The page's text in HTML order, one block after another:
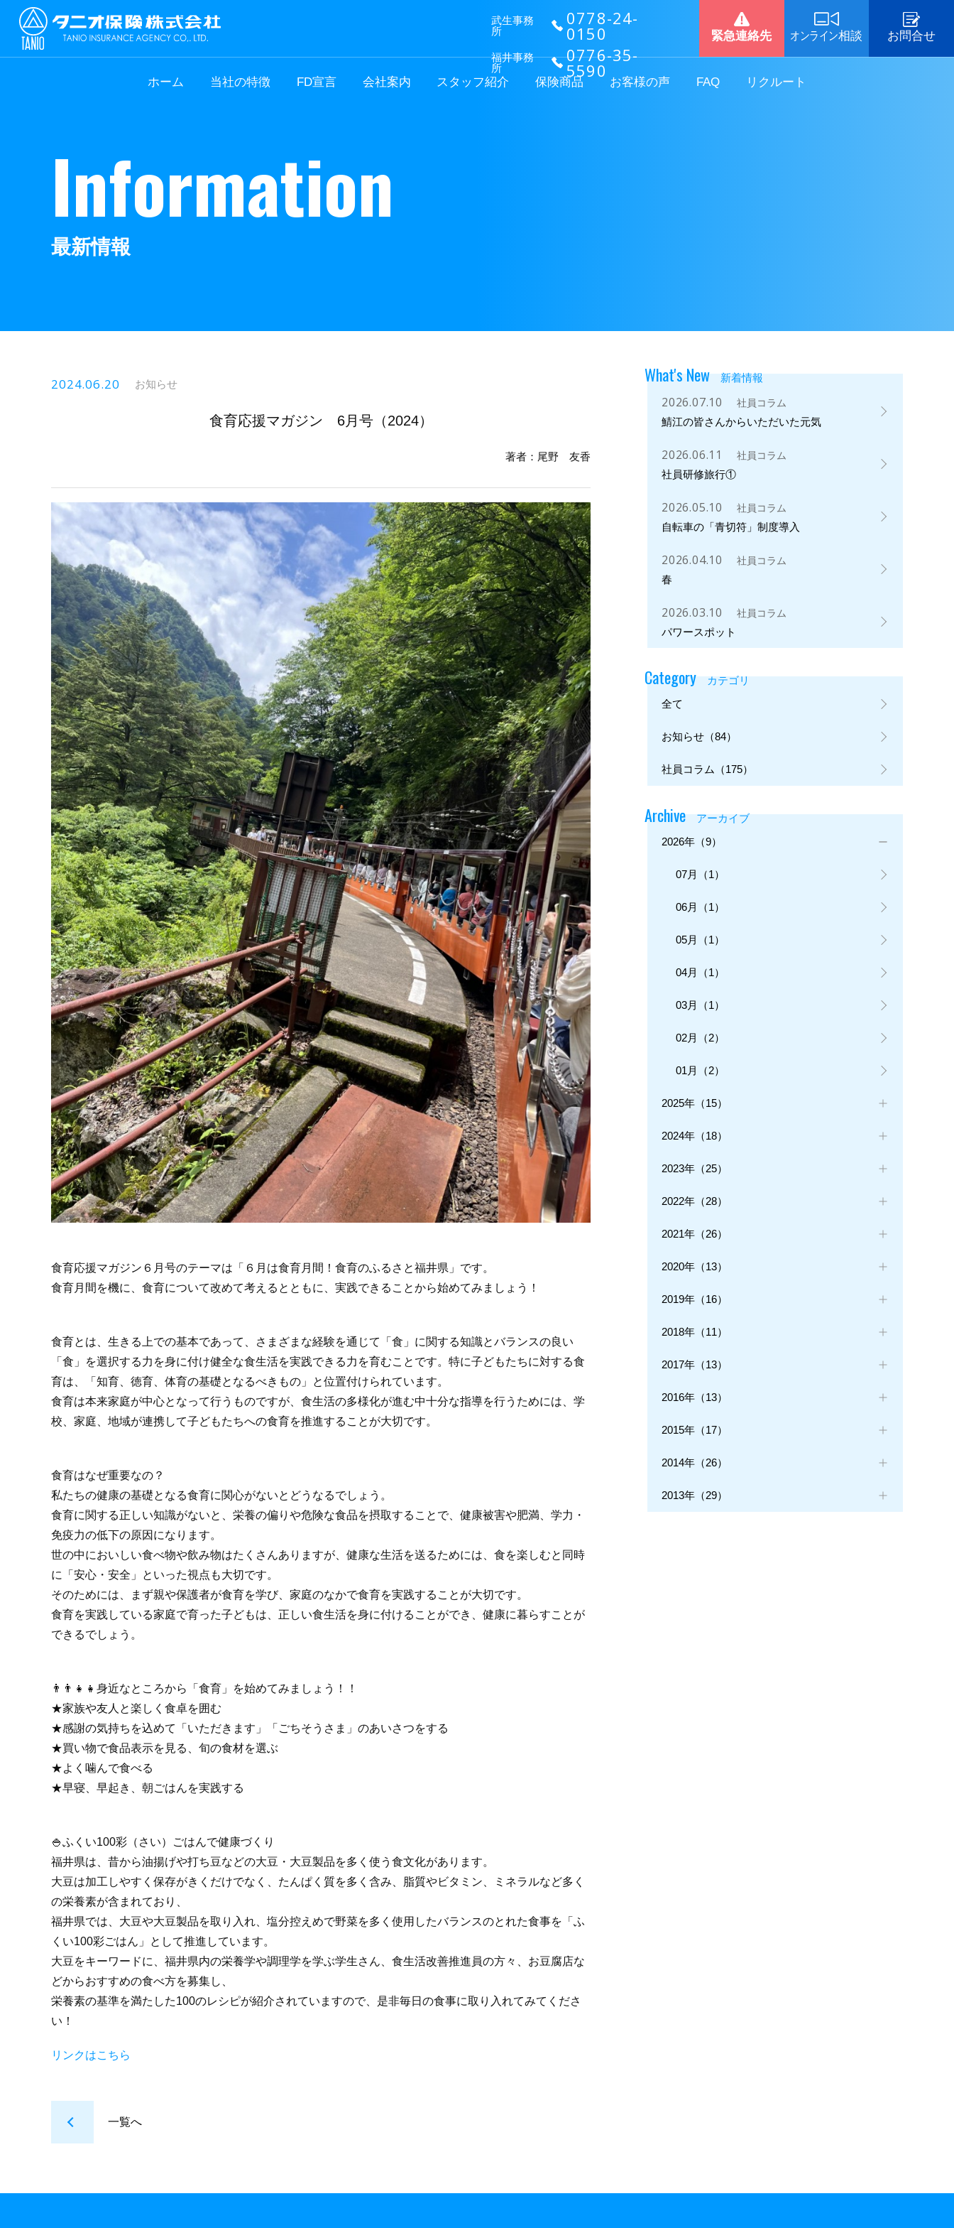
ホーム 当社の特徴 FD宣⾔ 会社案内 スタッフ紹介 保険商品 お客様の声 FAQ リクルート
武生事務
所
0778-24-
0150
福井事務
所
0776-35-
5590
緊急連絡先 オンライン相談 お問合せ
Information
最新情報
2024.06.20 お知らせ
食育応援マガジン 6月号（2024）
著者：尾野 友香
食育応援マガジン６月号のテーマは「６月は食育月間！食育のふるさと福井県」です。
食育月間を機に、食育について改めて考えるとともに、実践できることから始めてみましょう！
食育とは、生きる上での基本であって、さまざまな経験を通じて「食」に関する知識とバランスの良い
「食」を選択する力を身に付け健全な食生活を実践できる力を育むことです。特に子どもたちに対する食
育は、「知育、徳育、体育の基礎となるべきもの」と位置付けられています。
食育は本来家庭が中心となって行うものですが、食生活の多様化が進む中十分な指導を行うためには、学
校、家庭、地域が連携して子どもたちへの食育を推進することが大切です。
食育はなぜ重要なの？
私たちの健康の基礎となる食育に関心がないとどうなるでしょう。
食育に関する正しい知識がないと、栄養の偏りや危険な食品を摂取することで、健康被害や肥満、学力・
免疫力の低下の原因になります。
世の中においしい食べ物や飲み物はたくさんありますが、健康な生活を送るためには、食を楽しむと同時
に「安心・安全」といった視点も大切です。
そのためには、まず親や保護者が食育を学び、家庭のなかで食育を実践することが大切です。
食育を実践している家庭で育った子どもは、正しい食生活を身に付けることができ、健康に暮らすことが
できるでしょう。
👨‍👨‍👧‍👧身近なところから「食育」を始めてみましょう！！
★家族や友人と楽しく食卓を囲む
★感謝の気持ちを込めて「いただきます」「ごちそうさま」のあいさつをする
★買い物で食品表示を見る、旬の食材を選ぶ
★よく噛んで食べる
★早寝、早起き、朝ごはんを実践する
🍚ふくい100彩（さい）ごはんで健康づくり
福井県は、昔から油揚げや打ち豆などの大豆・大豆製品を多く使う食文化があります。
大豆は加工しやすく保存がきくだけでなく、たんぱく質を多く含み、脂質やビタミン、ミネラルなど多く
の栄養素が含まれており、
福井県では、大豆や大豆製品を取り入れ、塩分控えめで野菜を多く使用したバランスのとれた食事を「ふ
くい100彩ごはん」として推進しています。
大豆をキーワードに、福井県内の栄養学や調理学を学ぶ学生さん、食生活改善推進員の方々、お豆腐店な
どからおすすめの食べ方を募集し、
栄養素の基準を満たした100のレシピが紹介されていますので、是非毎日の食事に取り入れてみてくださ
い！
リンクはこちら
一覧へ
What's New
新着情報
2026.07.10
社員コラム
鯖江の皆さんからいただいた元気
2026.06.11 社員コラム
社員研修旅行①
2026.05.10 社員コラム
自転車の「青切符」制度導入
2026.04.10 社員コラム
春
2026.03.10 社員コラム
パワースポット
Category カテゴリ
全て
お知らせ（84）
社員コラム（175）
Archive アーカイブ
2026年（9）
07月（1）
06月（1）
05月（1）
04月（1）
03月（1）
02月（2）
01月（2）
2025年（15）
2024年（18）
2023年（25）
2022年（28）
2021年（26）
2020年（13）
2019年（16）
2018年（11）
2017年（13）
2016年（13）
2015年（17）
2014年（26）
2013年（29）